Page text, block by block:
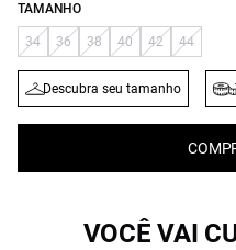
TAMANHO
34 36 38 40 42 44
Descubra seu tamanho
VOCÊ VAI